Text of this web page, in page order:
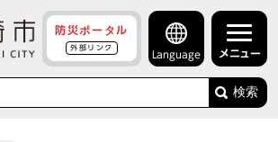
防災ポータル
外部リンク
Language メニュー
検索